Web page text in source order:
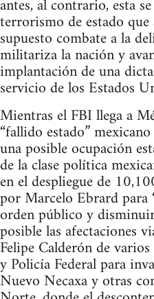
antes, al contrario, esta
terrorismo de estado
supuesto combate a la
militariza la nación y
implantación de una
servicio de los Estados
Mientras el FBI llega a
“fallido estado”
una posible ocupación
de la clase política
en el despliegue de
por Marcelo Ebrard para
orden público y
posible las afectaciones
Felipe Calderón de
y Policía Federal para
Nuevo Necaxa y otras